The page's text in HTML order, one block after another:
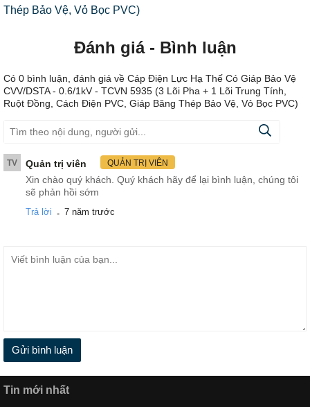
Thép Bảo Vệ, Vỏ Bọc PVC)
Đánh giá - Bình luận
Có 0 bình luận, đánh giá về Cáp Điện Lực Hạ Thế Có Giáp Bảo Vệ
CVV/DSTA - 0.6/1kV - TCVN 5935 (3 Lõi Pha + 1 Lõi Trung Tính,
Ruột Đồng, Cách Điện PVC, Giáp Băng Thép Bảo Vệ, Vỏ Bọc PVC)
TV Quản trị viên QUẢN TRỊ VIÊN
Xin chào quý khách. Quý khách hãy để lại bình luận, chúng tôi
sẽ phản hồi sớm
Trả lời . 7 năm trước
Gửi bình luận
Tin mới nhất